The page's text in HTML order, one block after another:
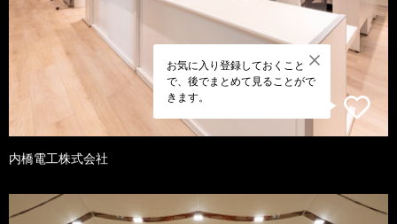
お気に入り登録しておくこと
で、後でまとめて見ることがで
きます。
内橋電工株式会社